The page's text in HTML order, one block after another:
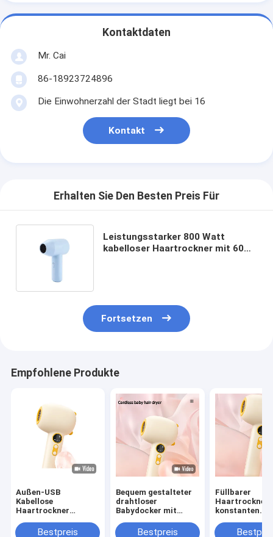
Kontaktdaten
Mr. Cai
86-18923724896
Die Einwohnerzahl der Stadt liegt bei 16
Kontakt
Erhalten Sie Den Besten Preis Für
Leistungsstarker 800 Watt
kabelloser Haartrockner mit 60
Fortsetzen
Empfohlene Produkte
Außen-USB
Kabellose
Haartrockner
Haartrockner
Bestpreis
Bequem gestalteter
drahtloser
Babydocker mit
Gelb / BlauBestpreis
Füllbarer
Haartrockner
konstanten
die Haut des